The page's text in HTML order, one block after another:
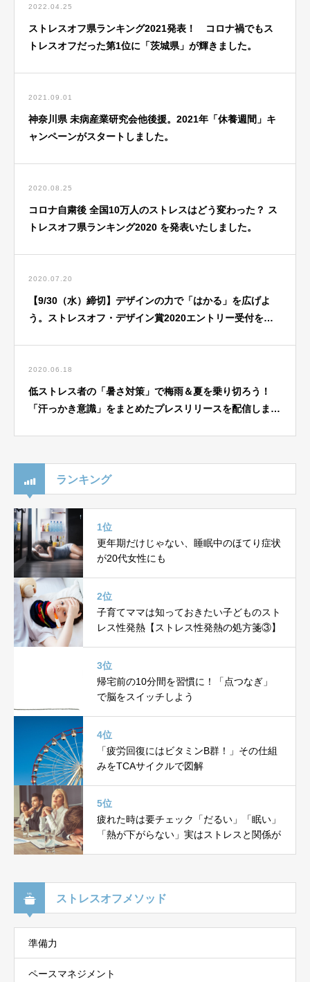
2022.04.25
ストレスオフ県ランキング2021発表！ コロナ禍でもス
トレスオフだった第1位に「茨城県」が輝きました。
2021.09.01
神奈川県 未病産業研究会他後援。2021年「休養週間」キ
ャンペーンがスタートしました。
2020.08.25
コロナ自粛後 全国10万人のストレスはどう変わった？ ス
トレスオフ県ランキング2020 を発表いたしました。
2020.07.20
【9/30（水）締切】デザインの力で「はかる」を広げよ
う。ストレスオフ・デザイン賞2020エントリー受付を開
2020.06.18
低ストレス者の「暑さ対策」で梅雨＆夏を乗り切ろう！
「汗っかき意識」をまとめたプレスリリースを配信しまし
ランキング
1位
更年期だけじゃない、睡眠中のほてり症状
が20代女性にも
2位
子育てママは知っておきたい子どものスト
レス性発熱【ストレス性発熱の処方箋③】
3位
帰宅前の10分間を習慣に！「点つなぎ」
で脳をスイッチしよう
4位
「疲労回復にはビタミンB群！」その仕組
みをTCAサイクルで図解
5位
疲れた時は要チェック「だるい」「眠い」
「熱が下がらない」実はストレスと関係が
ストレスオフメソッド
準備力
ペースマネジメント